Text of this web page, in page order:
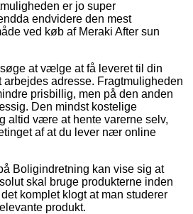
er jo super
endvidere den mest
ved køb af Meraki After sun
at vælge at få leveret til din
adresse. Fragtmuligheden
prisbillig, men på den anden
Den mindst kostelige
altid være at hente varerne selv,
af at du lever nær online
Boligindretning kan vise sig at
skal bruge produkterne inden
komplet klogt at man studerer
produkt.